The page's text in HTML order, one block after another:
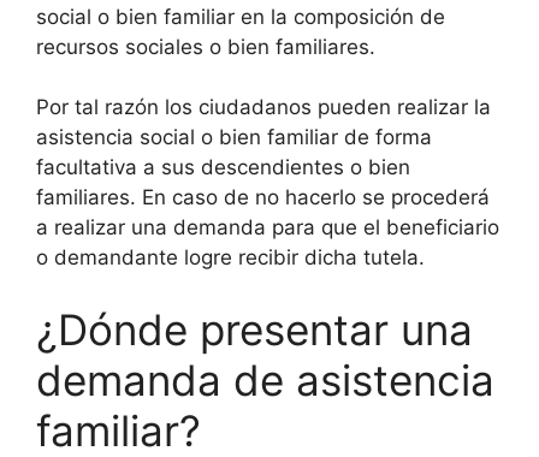
social o bien familiar en la composición de
recursos sociales o bien familiares.
Por tal razón los ciudadanos pueden realizar la
asistencia social o bien familiar de forma
facultativa a sus descendientes o bien
familiares. En caso de no hacerlo se procederá
a realizar una demanda para que el beneficiario
o demandante logre recibir dicha tutela.
¿Dónde presentar una
demanda de asistencia
familiar?